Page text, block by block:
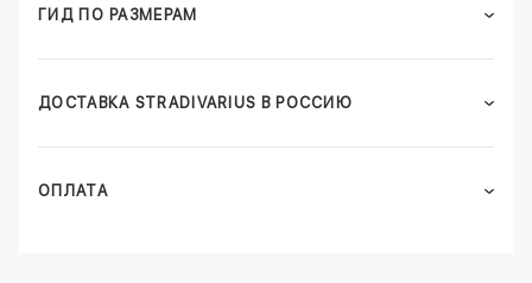
ГИД ПО РАЗМЕРАМ
ДОСТАВКА STRADIVARIUS В РОССИЮ
ОПЛАТА